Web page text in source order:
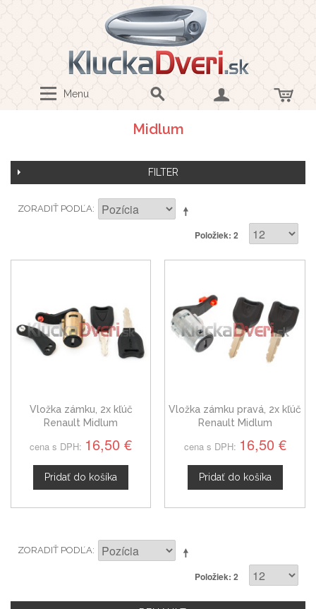
Menu
Midlum
FILTER
ZORADIŤ PODĽA
Položiek: 2
Vložka zámku, 2x kľúč
Renault Midlum
cena s DPH: 16,50 €
Pridať do košíka
Vložka zámku pravá, 2x kľúč
Renault Midlum
cena s DPH: 16,50 €
Pridať do košíka
ZORADIŤ PODĽA
Položiek: 2